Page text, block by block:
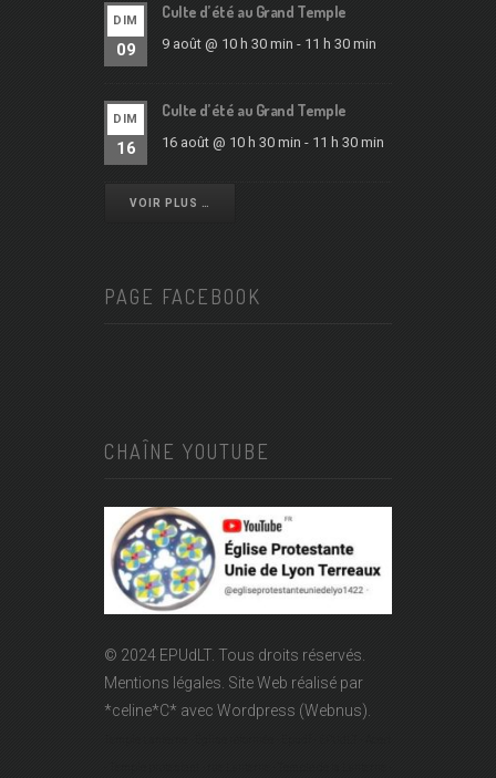
DIM
09
Culte d’été au Grand Temple
9 août @ 10 h 30 min - 11 h 30 min
DIM
16
Culte d’été au Grand Temple
16 août @ 10 h 30 min - 11 h 30 min
VOIR PLUS …
PAGE FACEBOOK
CHAÎNE YOUTUBE
© 2024 EPUdLT. Tous droits réservés.
Mentions légales. Site Web réalisé par
*celine*C* avec Wordpress (Webnus).